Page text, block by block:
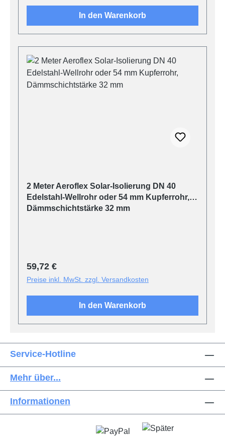
In den Warenkorb
2 Meter Aeroflex Solar-Isolierung DN 40
Edelstahl-Wellrohr oder 54 mm Kupferrohr,
Dämmschichtstärke 32 mm
Regulärer Preis:
59,72 €
Preise inkl. MwSt. zzgl. Versandkosten
In den Warenkorb
Service-Hotline
Mehr über...
Informationen